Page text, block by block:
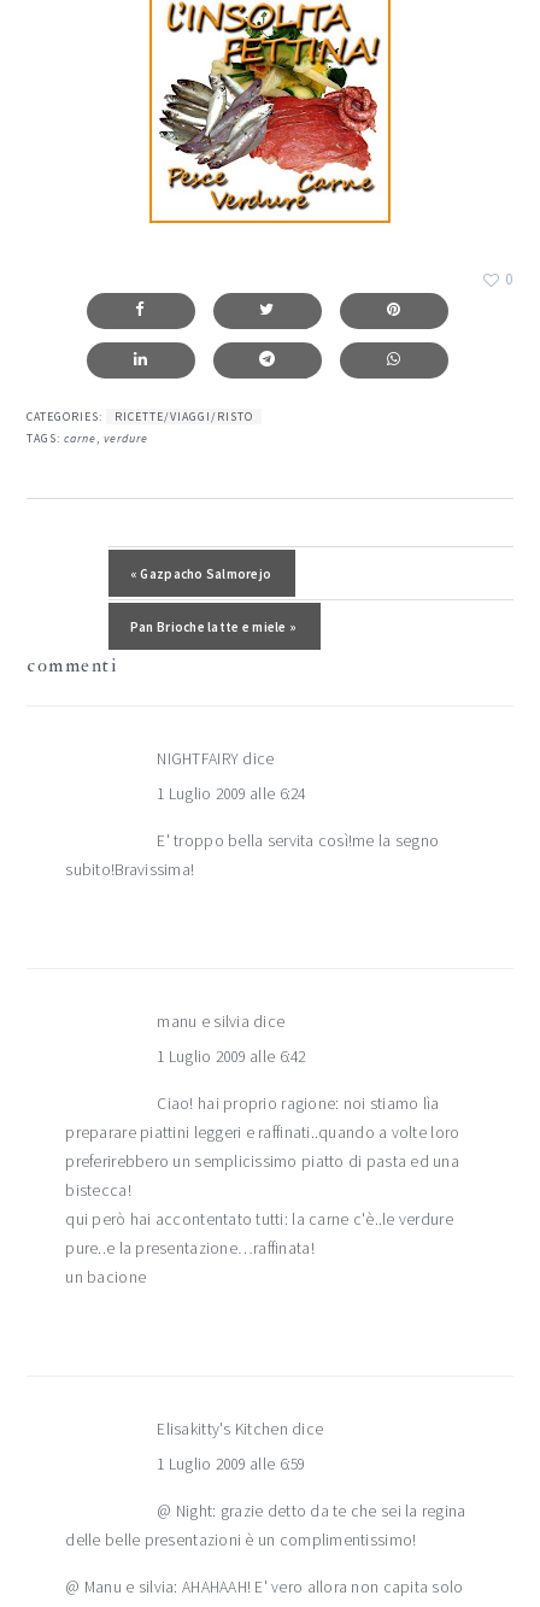
0
CATEGORIES:
RICETTE/VIAGGI/RISTO
TAGS:carne,verdure
Post precedente:
« Gazpacho Salmorejo
Post successivo:
Pan Brioche latte e miele »
lettore
commenti
NIGHTFAIRY dice
1 Luglio 2009 alle 6:24
E' troppo bella servita così!me la segno
subito!Bravissima!
manu e silvia dice
1 Luglio 2009 alle 6:42
Ciao! hai proprio ragione: noi stiamo lìa
preparare piattini leggeri e raffinati..quando a volte loro
preferirebbero un semplicissimo piatto di pasta ed una
bistecca!
qui però hai accontentato tutti: la carne c'è..le verdure
pure..e la presentazione…raffinata!
un bacione
Elisakitty's Kitchen dice
1 Luglio 2009 alle 6:59
@ Night: grazie detto da te che sei la regina
delle belle presentazioni è un complimentissimo!
@ Manu e silvia: AHAHAAH! E' vero allora non capita solo